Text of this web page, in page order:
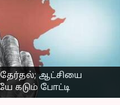
ஆட்சியை
கடும் போட்டி
2023 09:21 am